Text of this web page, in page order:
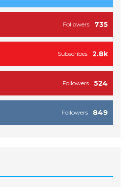
735
Followers
2.8k
Subscribes
524
Followers
849
Followers